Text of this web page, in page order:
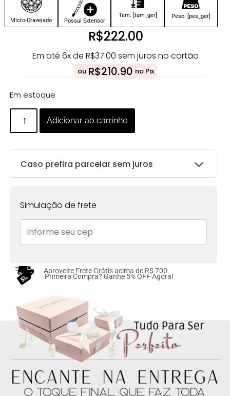
Micro-Cravejado Possui Extensor
Tam: [tam_ger] Peso: [pes_ger]
R$222.00
Em até 6x de R$37.00 sem juros no cartão
ou R$210.90 no Pix
Em estoque
Adicionar ao carrinho
Caso prefira parcelar sem juros
1x deR$222.00sem
juros no cartão
R$222.00
juros no cartão
juros no cartão
4x deR$55.50sem
juros no cartão
R$222.00
5x deR$44.40sem
juros no cartão
R$222.00
Simulação de frete
Aproveite Frete Grátis acima de R$ 700
Primeira Compra? Ganhe 5% OFF Agora!